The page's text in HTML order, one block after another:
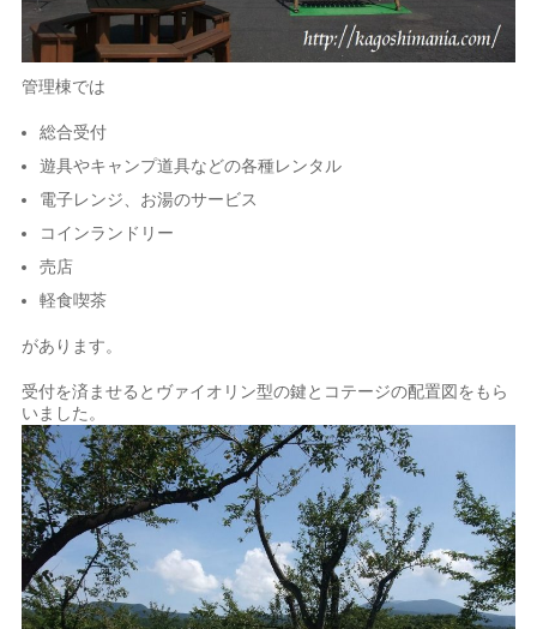
管理棟では
総合受付
遊具やキャンプ道具などの各種レンタル
電子レンジ、お湯のサービス
コインランドリー
売店
軽食喫茶
があります。
受付を済ませるとヴァイオリン型の鍵とコテージの配置図をもら
いました。